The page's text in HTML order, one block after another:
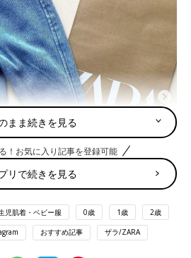
まま続きを見る
！お気に入り記事を登録可能
リで続きを見る
児肌着・ベビー服 0歳 1歳 2歳
おすすめ記事 ザラ/ZARA